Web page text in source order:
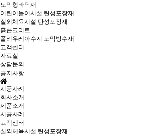
도막형바닥재
어린이놀이시설 탄성포장재
실외체육시설 탄성포장재
흙콘크리트
폴리우레아수지 도막방수재
고객센터
자료실
상담문의
공지사항
시공사례
회사소개
제품소개
시공사례
고객센터
실외체육시설 탄성포장재